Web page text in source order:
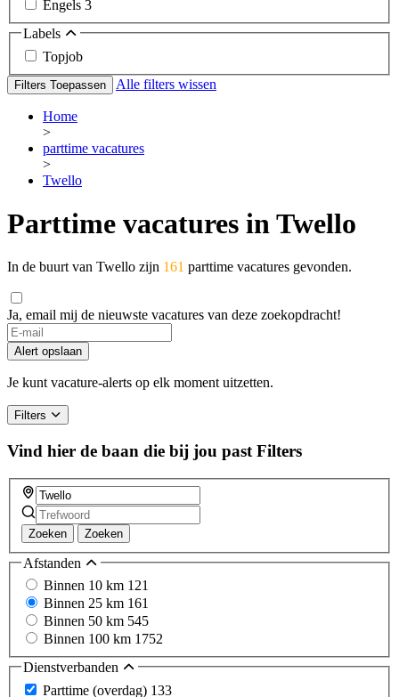
Engels 3
Labels
Topjob
Filters Toepassen Alle filters wissen
Home
>
parttime vacatures
>
Twello
Parttime vacatures in Twello
In de buurt van Twello zijn 161 parttime vacatures gevonden.
Ja, email mij de nieuwste vacatures van deze zoekopdracht!
Alert opslaan
Je kunt vacature-alerts op elk moment uitzetten.
Filters
Vind hier de baan die bij jou past Filters
Zoeken Zoeken
Afstanden
Binnen 10 km 121
Binnen 25 km 161
Binnen 50 km 545
Binnen 100 km 1752
Dienstverbanden
Parttime (overdag) 133